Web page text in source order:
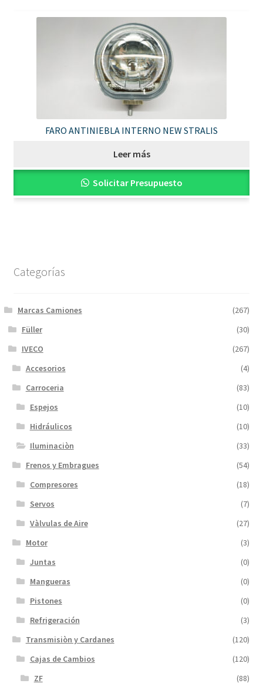
FARO ANTINIEBLA INTERNO NEW STRALIS
Leer más
Solicitar Presupuesto
Categorías
Marcas Camiones
(267)
Füller
(30)
IVECO
(267)
Accesorios
(4)
Carroceria
(83)
Espejos
(10)
Hidráulicos
(10)
Iluminaciòn
(33)
Frenos y Embragues
(54)
Compresores
(18)
Servos
(7)
Vàlvulas de Aire
(27)
Motor
(3)
Juntas
(0)
Mangueras
(0)
Pistones
(0)
Refrigeración
(3)
Transmisiòn y Cardanes
(120)
Cajas de Cambios
(120)
ZF
(88)